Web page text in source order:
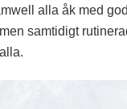
alla åk med
samtidigt